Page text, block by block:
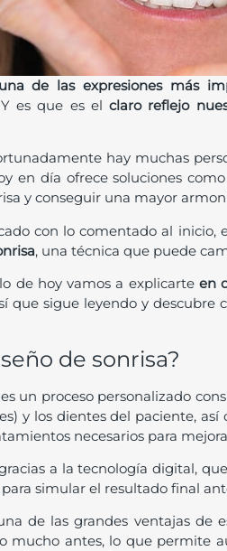
de las expresiones más
es que es el claro reflejo
hay muchas
en día ofrece soluciones
y conseguir una mayor
con lo comentado al inicio,
, una técnica que puede
de hoy vamos a explicarte en
que sigue leyendo y descubre
de sonrisa?
un proceso personalizado
y los dientes del paciente,
necesarios para
a la tecnología digital,
simular el resultado final
de las grandes ventajas de
mucho antes, lo que permite